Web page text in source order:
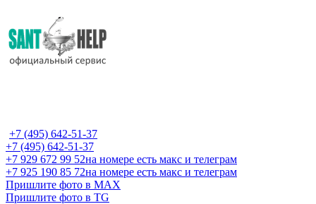
+7 (495) 642-51-37
+7 (495) 642-51-37
+7 929 672 99 52на номере есть макс и телеграм
+7 925 190 85 72на номере есть макс и телеграм
Пришлите фото в MAX
Пришлите фото в TG